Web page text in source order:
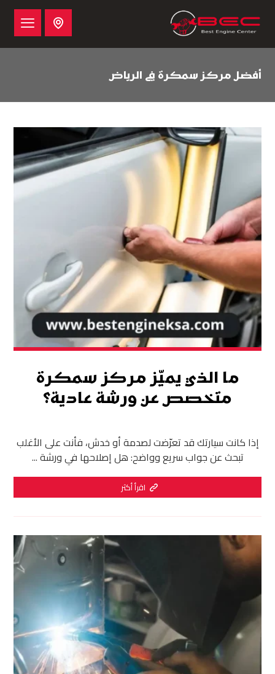
أفضل مركز سمكرة في الرياض
ما الذي يميّز مركز سمكرة
متخصص عن ورشة عادية؟
إذا كانت سيارتك قد تعرّضت لصدمة أو خدش، فأنت على الأغلب
تبحث عن جواب سريع وواضح: هل إصلاحها في ورشة ...
اقرأ أكثر